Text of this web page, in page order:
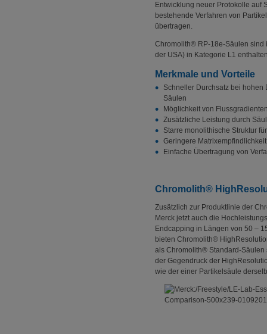
Entwicklung neuer Protokolle auf
bestehende Verfahren von
übertragen.
Chromolith® RP-18e-Säulen sind
der USA) in Kategorie L1
Merkmale und Vorteile
Schneller Durchsatz bei hohen
Säulen
Möglichkeit von
Zusätzliche Leistung durch
Starre monolithische Struktur
Geringere Matrixempfindlichkeit
Einfache Übertragung von
Chromolith®
Zusätzlich zur Produktlinie der
Merck jetzt auch die
Endcapping in Längen von 50 –
bieten Chromolith®
als Chromolith® Standard-Säulen
der Gegendruck der
wie der einer Partikelsäule